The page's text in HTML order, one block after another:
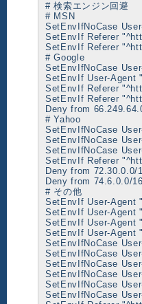
# 検索エンジン回避
# MSN
SetEnvIfNoCase
SetEnvIf Referer
SetEnvIf Referer
# Google
SetEnvIfNoCase
SetEnvIf User-Agent
SetEnvIf Referer
SetEnvIf Referer
Deny from
# Yahoo
SetEnvIfNoCase
SetEnvIfNoCase
SetEnvIfNoCase
SetEnvIf Referer
Deny from 72.30.0.0/
Deny from 74.6.0.0/16
# その他
SetEnvIf User-Agent
SetEnvIf User-Agent
SetEnvIf User-Agent
SetEnvIf User-Agent
SetEnvIfNoCase
SetEnvIfNoCase
SetEnvIfNoCase
SetEnvIfNoCase
SetEnvIfNoCase
SetEnvIfNoCase